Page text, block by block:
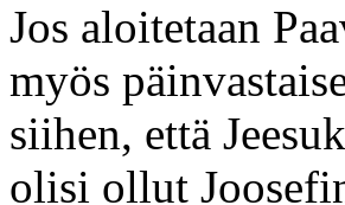
Jos aloitetaan
myös
siihen, että
olisi ollut